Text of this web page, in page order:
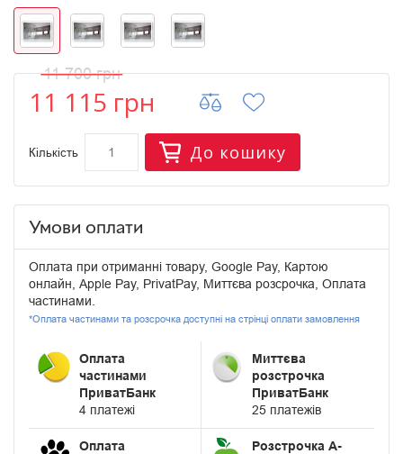
11 700 грн
11 115 грн
Кількість До кошику
Умови оплати
Оплата при отриманні товару, Google Pay, Картою
онлайн, Apple Pay, PrivatPay, Миттєва розсрочка, Оплата
частинами.
*Оплата частинами та розсрочка доступні на стрінці оплати замовлення
Оплата
частинами
ПриватБанк
4 платежі
Миттєва
розстрочка
ПриватБанк
25 платежів
Оплата
Розстрочка А-